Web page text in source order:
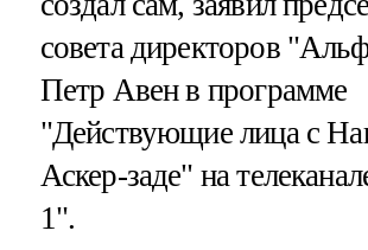
совета директоров
Петр Авен в программе
"Действующие лица с
Аскер-заде" на
1".